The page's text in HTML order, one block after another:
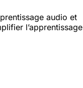
audio et
l’apprentissage